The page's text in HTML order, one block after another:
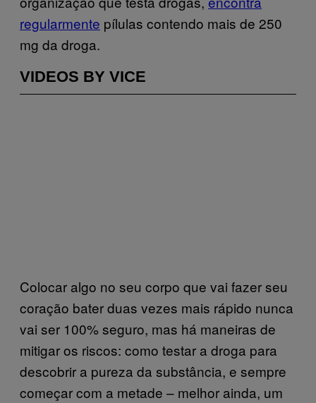
regularmente pílulas contendo mais de 250
mg da droga.
VIDEOS BY VICE
Colocar algo no seu corpo que vai fazer seu
coração bater duas vezes mais rápido nunca
vai ser 100% seguro, mas há maneiras de
mitigar os riscos: como testar a droga para
descobrir a pureza da substância, e sempre
começar com a metade – melhor ainda, um